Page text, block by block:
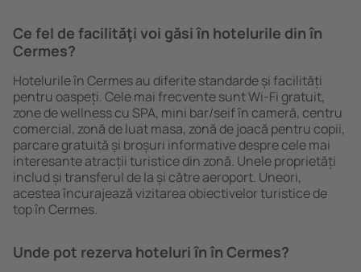
Ce fel de facilităţi voi găsi ȋn hotelurile din în
Cermes?
Hotelurile în Cermes au diferite standarde și facilități
pentru oaspeți. Cele mai frecvente sunt Wi-Fi gratuit,
zone de wellness cu SPA, mini bar/seif în cameră, centru
comercial, zonă de luat masa, zonă de joacă pentru copii,
parcare gratuită și broșuri informative despre cele mai
interesante atracții turistice din zonă. Unele proprietăți
includ și transferul de la și către aeroport. Uneori,
acestea încurajează vizitarea obiectivelor turistice de
top în Cermes.
Unde pot rezerva hoteluri ȋn în Cermes?